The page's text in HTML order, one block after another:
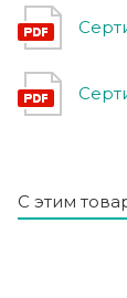
С этим